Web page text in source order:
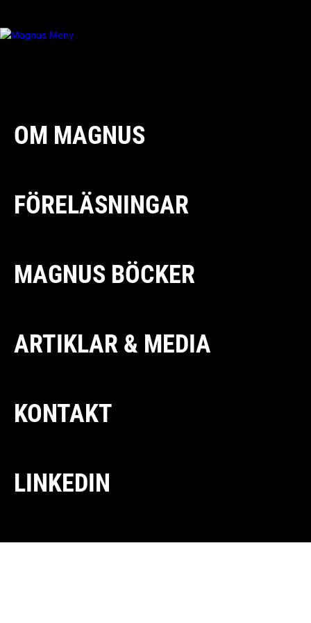
OM MAGNUS
FÖRELÄSNINGAR
MAGNUS BÖCKER
ARTIKLAR & MEDIA
KONTAKT
LINKEDIN